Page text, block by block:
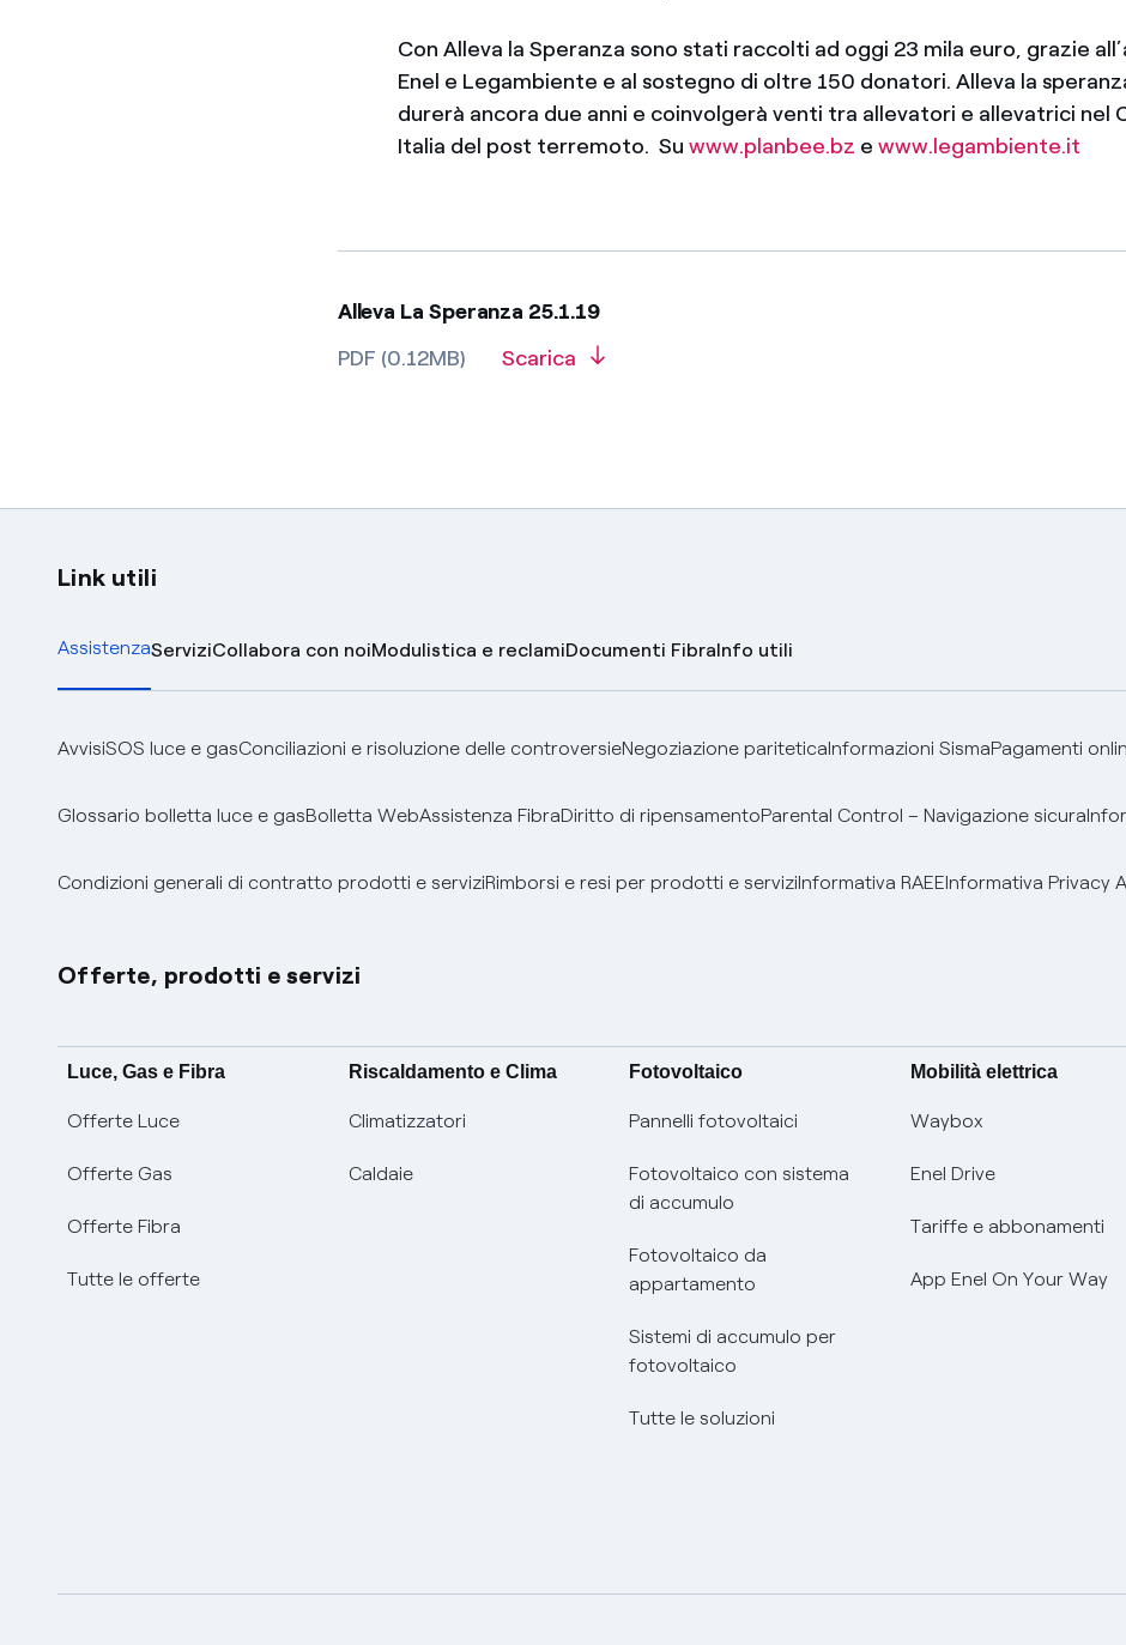
Con Alleva la Speranza sono stati raccolti ad oggi 23 mila euro, grazie
Enel e Legambiente e al sostegno di oltre 150 donatori. Alleva la
durerà ancora due anni e coinvolgerà venti tra allevatori e allevatrici nel
Italia del post terremoto. Suwww.planbee.bz ewww.legambiente.it
Alleva La Speranza 25.1.19
PDF (0.12MB)
Scarica
Link utili
AssistenzaServiziCollabora con noiModulistica e reclamiDocumenti FibraInfo utili
AvvisiSOS luce e gasConciliazioni e risoluzione delle controversieNegoziazione pariteticaInformazioni SismaPagamenti
Glossario bolletta luce e gasBolletta WebAssistenza FibraDiritto di ripensamentoParental Control – Navigazione sicura
Condizioni generali di contratto prodotti e serviziRimborsi e resi per prodotti e serviziInformativa RAEEInformativa Privacy
Offerte, prodotti e servizi
Luce, Gas e Fibra
Offerte Luce
Offerte Gas
Offerte Fibra
Tutte le offerte
Riscaldamento e Clima
Climatizzatori
Caldaie
Fotovoltaico
Pannelli fotovoltaici
Fotovoltaico con sistema
di accumulo
Fotovoltaico da
appartamento
Sistemi di accumulo per
fotovoltaico
Tutte le soluzioni
Mobilità elettrica
Waybox
Enel Drive
Tariffe e abbonamenti
App Enel On Your Way